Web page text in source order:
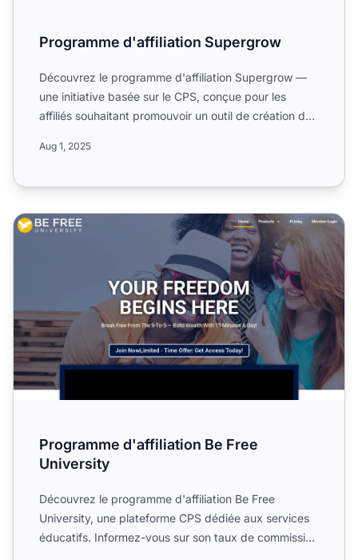
Programme d'affiliation Supergrow
Découvrez le programme d'affiliation Supergrow —
une initiative basée sur le CPS, conçue pour les
affiliés souhaitant promouvoir un outil de création de
Aug 1, 2025
Programme d'affiliation Be Free University
Programme d'affiliation Be Free
University
Découvrez le programme d'affiliation Be Free
University, une plateforme CPS dédiée aux services
éducatifs. Informez-vous sur son taux de commission